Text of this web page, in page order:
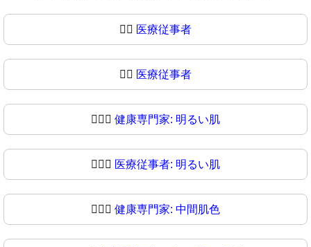
🧑‍⚕️ 医療従事者
🧑‍⚕ 医療従事者
🧑🏻‍⚕️ 健康専門家: 明るい肌
🧑🏻‍⚕ 医療従事者: 明るい肌
🧑🏼‍⚕️ 健康専門家: 中間肌色